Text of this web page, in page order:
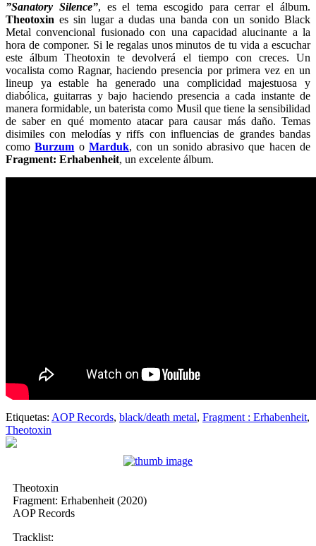
”Sanatory Silence”, es el tema escogido para cerrar el álbum.
Theotoxin es sin lugar a dudas una banda con un sonido Black
Metal convencional fusionado con una capacidad alucinante a la
hora de componer. Si le regalas unos minutos de tu vida a escuchar
este álbum Theotoxin te devolverá el tiempo con creces. Un
vocalista como Ragnar, haciendo presencia por primera vez en un
lineup ya estable ha generado una complicidad majestuosa y
diabólica, guitarras y bajo haciendo presencia a cada instante de
manera formidable, un baterista como Musil que tiene la sensibilidad
de saber en qué momento atacar para causar más daño. Temas
disimiles con melodías y riffs con influencias de grandes bandas
comoBurzum o Marduk, con un sonido abrasivo que hacen de
Fragment: Erhabenheit, un excelente álbum.
Etiquetas: AOP Records, black/death metal, Fragment : Erhabenheit,
Theotoxin
Theotoxin
Fragment: Erhabenheit (2020)
AOP Records
Tracklist: